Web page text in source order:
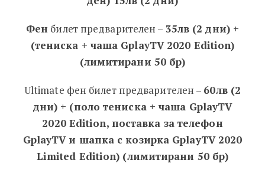
Фен билет предварителен – 35лв (2 дни) +
(тениска + чаша GplayTV 2020 Edition)
(лимитирани 50 бр)
Ultimate фен билет предварителен – 60лв (2
дни) + (поло тениска + чаша GplayTV
2020 Edition, поставка за телефон
GplayTV и шапка с козирка GplayTV 2020
Limited Edition) (лимитирани 50 бр)